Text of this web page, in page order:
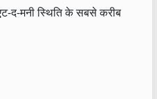
द-मनी स्थिति के सबसे करीब